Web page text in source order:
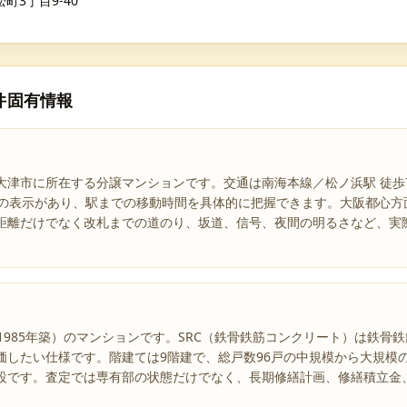
固有情報
市に所在する分譲マンションです。交通は南海本線／松ノ浜駅 徒
表示があり、駅までの移動時間を具体的に把握できます。大阪都心
だけでなく改札までの道のり、坂道、信号、夜間の明るさなど、
年築）のマンションです。SRC（鉄骨鉄筋コンクリート）は鉄骨
たい仕様です。階建ては9階建で、総戸数96戸の中規模から大規模
す。査定では専有部の状態だけでなく、長期修繕計画、修繕積立